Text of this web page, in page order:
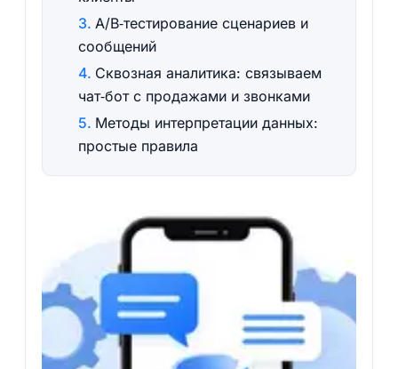
A/B‑тестирование сценариев и
сообщений
Сквозная аналитика: связываем
чат‑бот с продажами и звонками
Методы интерпретации данных:
простые правила